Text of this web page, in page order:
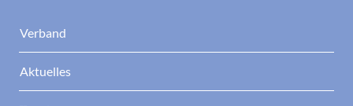
Verband
Aktuelles